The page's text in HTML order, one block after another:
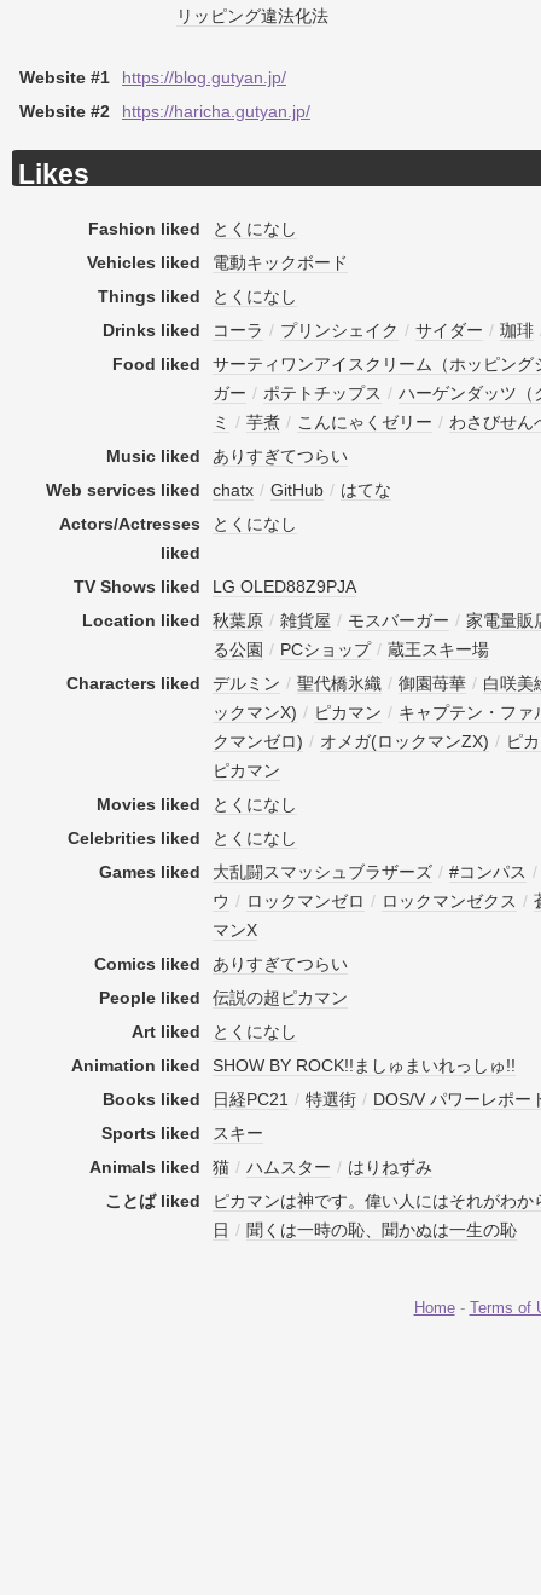
リッピング違法化法
Website #1
https://blog.gutyan.jp/
Website #2
https://haricha.gutyan.jp/
Likes
Fashion liked
とくになし
Vehicles liked
電動キックボード
Things liked
とくになし
Drinks liked
コーラ / プリンシェイク / サイダー / 珈琲
Food liked
サーティワンアイスクリーム（ホッピング
ガー / ポテトチップス / ハーゲンダッツ（
ミ / 芋煮 / こんにゃくゼリー / わさびせん
Music liked
ありすぎてつらい
Web services liked
chatx / GitHub / はてな
Actors/Actresses
liked
とくになし
TV Shows liked
LG OLED88Z9PJA
Location liked
秋葉原 / 雑貨屋 / モスバーガー / 家電量販
る公園 / PCショップ / 蔵王スキー場
Characters liked
デルミン / 聖代橋氷織 / 御園苺華 / 白咲美
ックマンX) / ピカマン / キャプテン・ファ
クマンゼロ) / オメガ(ロックマンZX) / ピ
ピカマン
Movies liked
とくになし
Celebrities liked
とくになし
Games liked
大乱闘スマッシュブラザーズ / #コンパス /
ウ / ロックマンゼロ / ロックマンゼクス /
マンX
Comics liked
ありすぎてつらい
People liked
伝説の超ピカマン
Art liked
とくになし
Animation liked
SHOW BY ROCK!!ましゅまいれっしゅ!!
Books liked
日経PC21 / 特選街 / DOS/V パワーレポー
Sports liked
スキー
Animals liked
猫 / ハムスター / はりねずみ
ことば liked
ピカマンは神です。偉い人にはそれがわか
日 / 聞くは一時の恥、聞かぬは一生の恥
Home- Terms of